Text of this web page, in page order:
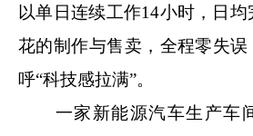
以单日连续工作14小时，日均
花的制作与售卖，全程零失
呼“科技感拉满”。
一家新能源汽车生产车